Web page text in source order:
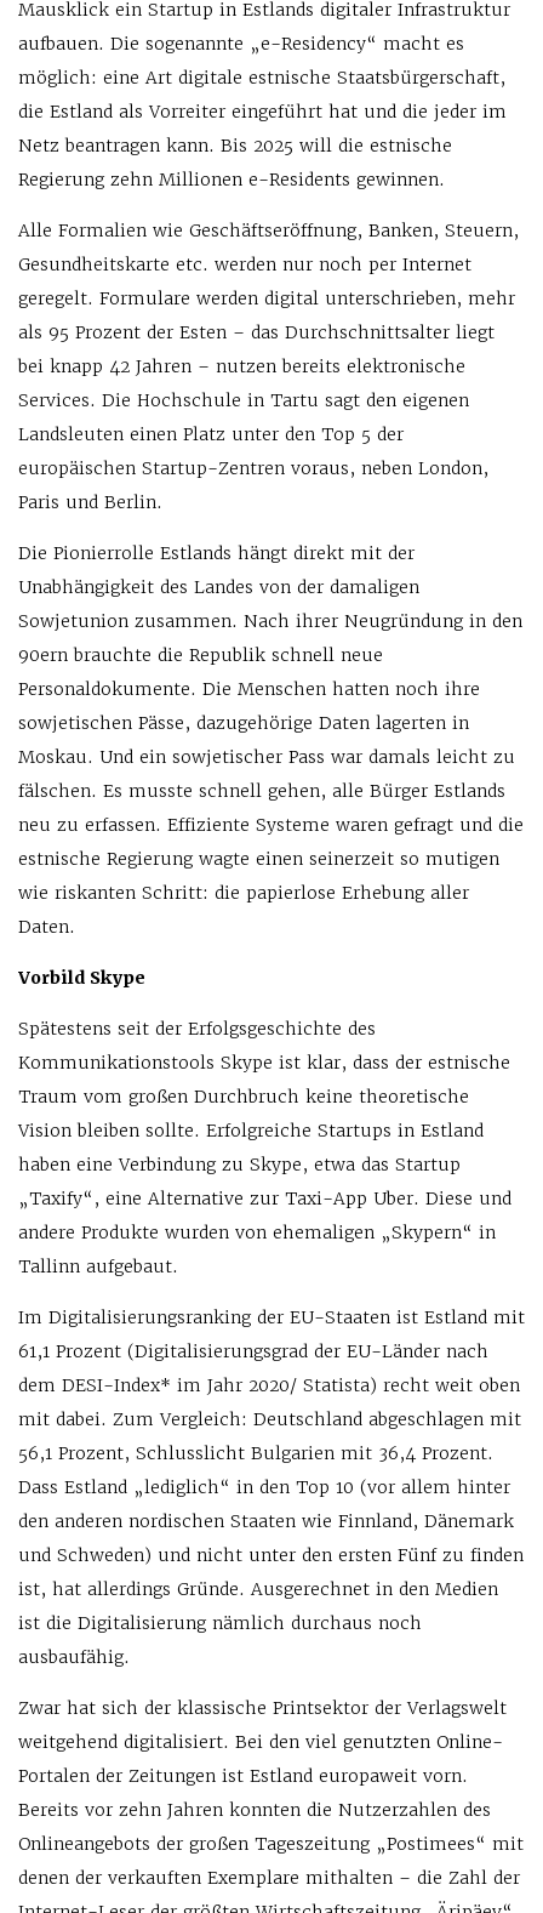
Mausklick ein Startup in Estlands digitaler Infrastruktur
aufbauen. Die sogenannte „e-Residency“ macht es
möglich: eine Art digitale estnische Staatsbürgerschaft,
die Estland als Vorreiter eingeführt hat und die jeder im
Netz beantragen kann. Bis 2025 will die estnische
Regierung zehn Millionen e-Residents gewinnen.
Alle Formalien wie Geschäftseröffnung, Banken, Steuern,
Gesundheitskarte etc. werden nur noch per Internet
geregelt. Formulare werden digital unterschrieben, mehr
als 95 Prozent der Esten – das Durchschnittsalter liegt
bei knapp 42 Jahren – nutzen bereits elektronische
Services. Die Hochschule in Tartu sagt den eigenen
Landsleuten einen Platz unter den Top 5 der
europäischen Startup-Zentren voraus, neben London,
Paris und Berlin.
Die Pionierrolle Estlands hängt direkt mit der
Unabhängigkeit des Landes von der damaligen
Sowjetunion zusammen. Nach ihrer Neugründung in den
90ern brauchte die Republik schnell neue
Personaldokumente. Die Menschen hatten noch ihre
sowjetischen Pässe, dazugehörige Daten lagerten in
Moskau. Und ein sowjetischer Pass war damals leicht zu
fälschen. Es musste schnell gehen, alle Bürger Estlands
neu zu erfassen. Effiziente Systeme waren gefragt und die
estnische Regierung wagte einen seinerzeit so mutigen
wie riskanten Schritt: die papierlose Erhebung aller
Daten.
Vorbild Skype
Spätestens seit der Erfolgsgeschichte des
Kommunikationstools Skype ist klar, dass der estnische
Traum vom großen Durchbruch keine theoretische
Vision bleiben sollte. Erfolgreiche Startups in Estland
haben eine Verbindung zu Skype, etwa das Startup
„Taxify“, eine Alternative zur Taxi-App Uber. Diese und
andere Produkte wurden von ehemaligen „Skypern“ in
Tallinn aufgebaut.
Im Digitalisierungsranking der EU-Staaten ist Estland mit
61,1 Prozent (Digitalisierungsgrad der EU-Länder nach
dem DESI-Index* im Jahr 2020/ Statista) recht weit oben
mit dabei. Zum Vergleich: Deutschland abgeschlagen mit
56,1 Prozent, Schlusslicht Bulgarien mit 36,4 Prozent.
Dass Estland „lediglich“ in den Top 10 (vor allem hinter
den anderen nordischen Staaten wie Finnland, Dänemark
und Schweden) und nicht unter den ersten Fünf zu finden
ist, hat allerdings Gründe. Ausgerechnet in den Medien
ist die Digitalisierung nämlich durchaus noch
ausbaufähig.
Zwar hat sich der klassische Printsektor der Verlagswelt
weitgehend digitalisiert. Bei den viel genutzten Online-
Portalen der Zeitungen ist Estland europaweit vorn.
Bereits vor zehn Jahren konnten die Nutzerzahlen des
Onlineangebots der großen Tageszeitung „Postimees“ mit
denen der verkauften Exemplare mithalten – die Zahl der